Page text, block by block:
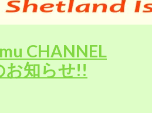
CHANNEL
お知らせ!!